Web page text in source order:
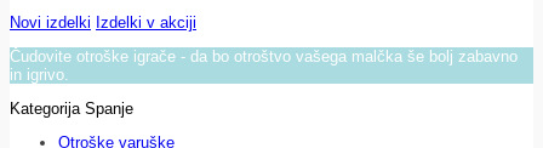
Novi izdelki Izdelki v akciji
Čudovite otroške igrače - da bo otroštvo vašega malčka še bolj zabavno
in igrivo.
Kategorija Spanje
Otroške varuške